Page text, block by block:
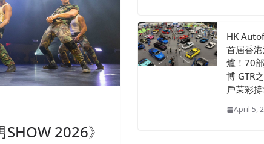
SHOW 2026》
HK
首屆香
爐！70
博 GTR
戶茉彩
April 5,